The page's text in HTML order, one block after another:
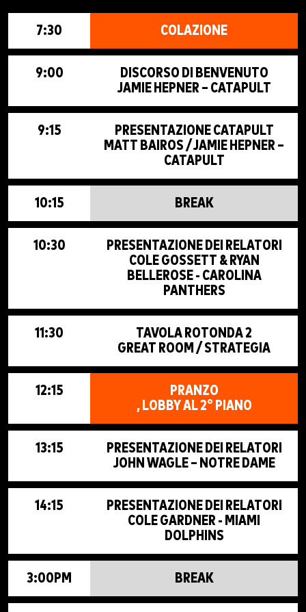
7:30 COLAZIONE
9:00
DISCORSO DI BENVENUTO
JAMIE HEPNER – CATAPULT
9:15
PRESENTAZIONE CATAPULT
MATT BAIROS / JAMIE HEPNER –
CATAPULT
10:15 BREAK
10:30
PRESENTAZIONE DEI RELATORI
COLE GOSSETT & RYAN
BELLEROSE - CAROLINA
PANTHERS
11:30
TAVOLA ROTONDA 2
GREAT ROOM / STRATEGIA
12:15
PRANZO
, LOBBY AL 2° PIANO
13:15
PRESENTAZIONE DEI RELATORI
JOHN WAGLE – NOTRE DAME
14:15
PRESENTAZIONE DEI RELATORI
COLE GARDNER - MIAMI
DOLPHINS
3:00PM BREAK